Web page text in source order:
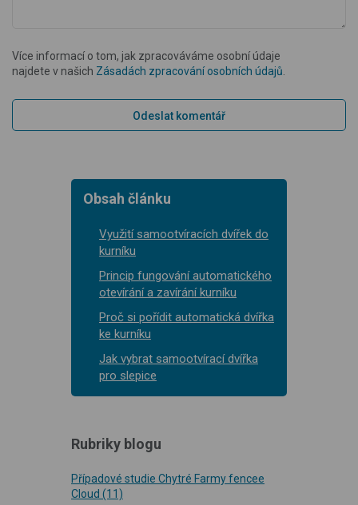
Více informací o tom, jak zpracováváme osobní údaje
najdete v našich Zásadách zpracování osobních údajů
Obsah článku
Využití samootvíracích dvířek do
kurníku
Princip fungování automatického
otevírání a zavírání kurníku
Proč si pořídit automatická dvířka
ke kurníku
Jak vybrat samootvírací dvířka
pro slepice
Rubriky blogu
Případové studie Chytré Farmy fencee
Cloud (11)